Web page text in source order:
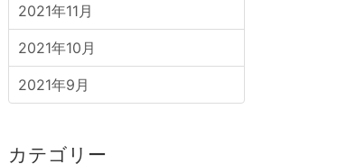
2021年11月
2021年10月
2021年9月
カテゴリー